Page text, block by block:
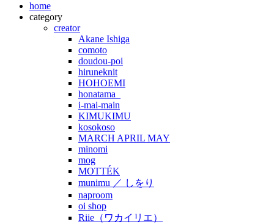
home
category
creator
Akane Ishiga
comoto
doudou-poi
hiruneknit
HOHOEMI
honatama_
i-mai-main
KIMUKIMU
kosokoso
MARCH APRIL MAY
minomi
mog
MOTTÉK
munimu ／ しをり
naproom
oi shop
Riie（ワカイリエ）